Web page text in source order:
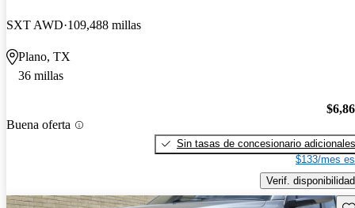
SXT AWD 109,488 millas
Plano, TX
36 millas
Buena oferta
Sin tasas de concesionario adicionales
$133/mes
Verif. disponibilidad